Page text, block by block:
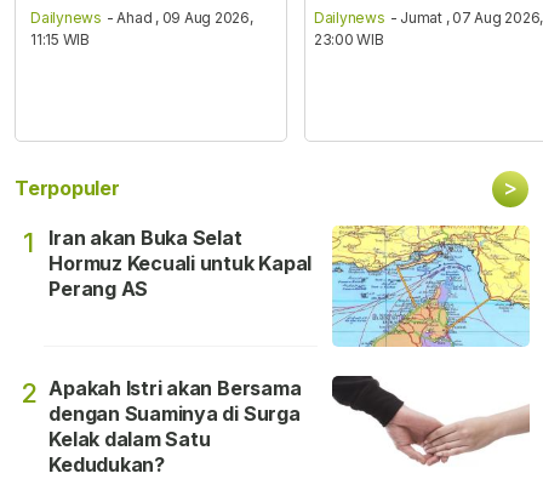
Dailynews - Ahad , 09 Aug 2026,
11:15 WIB
Dailynews - Jumat , 07 Aug 2026,
23:00 WIB
Terpopuler >
1
Iran akan Buka Selat
Hormuz Kecuali untuk Kapal
Perang AS
2 Apakah Istri akan Bersama
dengan Suaminya di Surga
Kelak dalam Satu
Kedudukan?